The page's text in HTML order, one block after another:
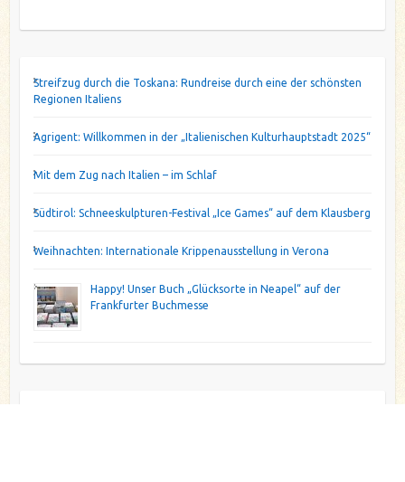
Streifzug durch die Toskana: Rundreise durch eine der schönsten
Regionen Italiens
Agrigent: Willkommen in der „Italienischen Kulturhauptstadt 2025“
Mit dem Zug nach Italien – im Schlaf
Südtirol: Schneeskulpturen-Festival „Ice Games“ auf dem Klausberg
Weihnachten: Internationale Krippenausstellung in Verona
Happy! Unser Buch „Glücksorte in Neapel“ auf der
Frankfurter Buchmesse